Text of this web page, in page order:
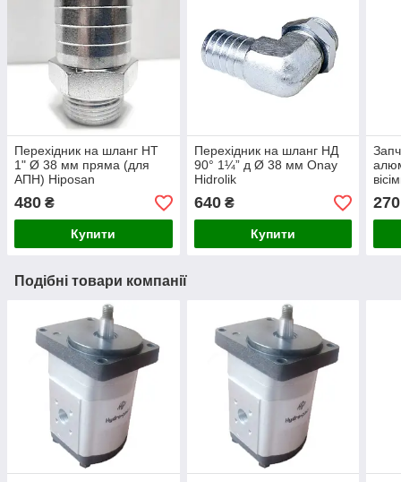
Перехідник на шланг НТ
1" Ø 38 мм пряма (для
АПН) Hiposan
480 ₴
Купити
Перехідник на шланг НД
90° 1¼” д Ø 38 мм Onay
Hidrolik
640₴
Купити
270
Подібні товари компанії